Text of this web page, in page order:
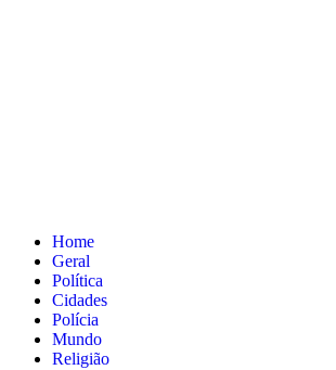
Home
Geral
Política
Cidades
Polícia
Mundo
Religião